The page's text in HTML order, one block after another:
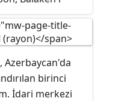
, Azerbaycan'da
birinci
İdari merkezi